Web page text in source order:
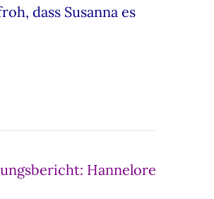
dass Susanna es
Hannelore